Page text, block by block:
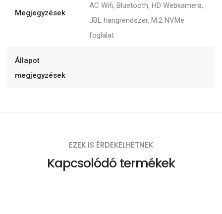
Megjegyzések
AC Wifi, Bluetooth, HD Webkamera,
JBL hangrendszer, M.2 NVMe
foglalat
Állapot
megjegyzések
EZEK IS ÉRDEKELHETNEK
Kapcsolódó termékek